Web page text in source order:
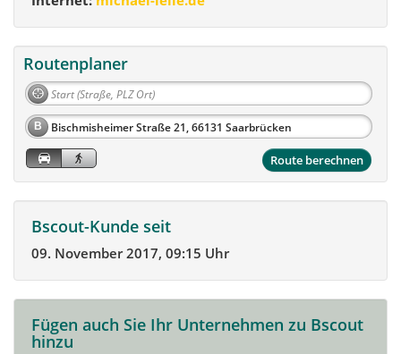
Routenplaner
B
Route berechnen
Bscout-Kunde seit
09. November 2017, 09:15 Uhr
Fügen auch Sie Ihr Unternehmen zu Bscout
hinzu